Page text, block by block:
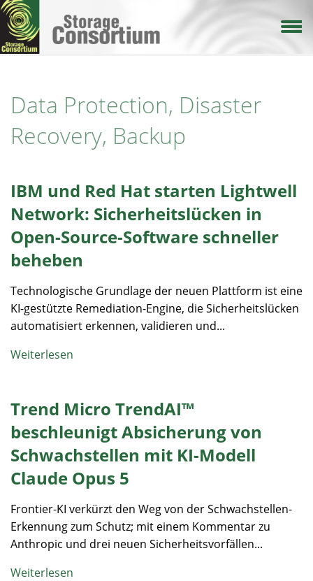
Direkt
zum
Inhalt
Data Protection, Disaster
Recovery, Backup
IBM und Red Hat starten Lightwell
Network: Sicherheitslücken in
Open-Source-Software schneller
beheben
Technologische Grundlage der neuen Plattform ist eine
KI-gestützte Remediation-Engine, die Sicherheitslücken
automatisiert erkennen, validieren und...
Weiterlesen
Trend Micro TrendAI™
beschleunigt Absicherung von
Schwachstellen mit KI-Modell
Claude Opus 5
Frontier-KI verkürzt den Weg von der Schwachstellen-
Erkennung zum Schutz; mit einem Kommentar zu
Anthropic und drei neuen Sicherheitsvorfällen...
Weiterlesen